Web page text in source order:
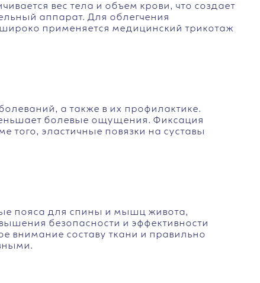
вес тела и объем крови, что создает
аппарат. Для облегчения
применяется медицинский трикотаж
а также в их профилактике.
болевые ощущения. Фиксация
того, эластичные повязки на суставы
пояса для спины и мышц живота,
безопасности и эффективности
внимание составу ткани и правильно